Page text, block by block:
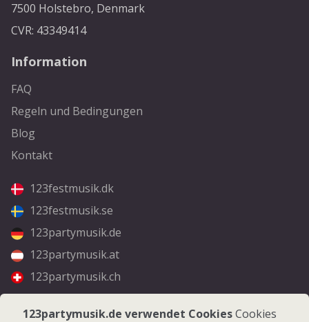
7500 Holstebro, Denmark
CVR: 43349414
Information
FAQ
Regeln und Bedingungen
Blog
Kontakt
123festmusik.dk
123festmusik.se
123partymusik.de
123partymusik.at
123partymusik.ch
Folgen Sie uns
123partymusik.de verwendet CookiesCookies